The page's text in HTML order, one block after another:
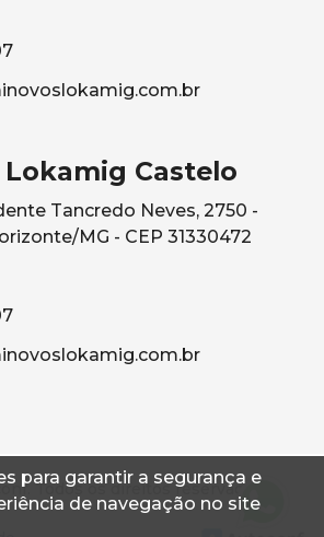
para garantir a segurança e
de navegação no site
Castelo
Tancredo Neves, 2750 -
MG - CEP 31330472
Todos os direitos reservados.